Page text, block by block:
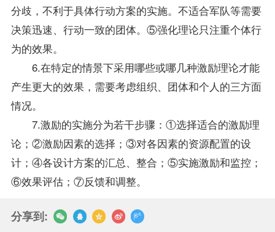
分歧，不利于具体行动方案的实施。不适合军队等需要
决策迅速、行动一致的团体。⑤强化理论只注重个体行
为的效果。
6.在特定的情景下采用哪些或哪几种激励理论才能
产生更大的效果，需要考虑组织、团体和个人的三方面
情况。
7.激励的实施分为若干步骤：①选择适合的激励理
论；②激励因素的选择；③对各因素的资源配置的设
计；④各设计方案的汇总、整合；⑤实施激励和监控；
⑥效果评估；⑦反馈和调整。
分享到: